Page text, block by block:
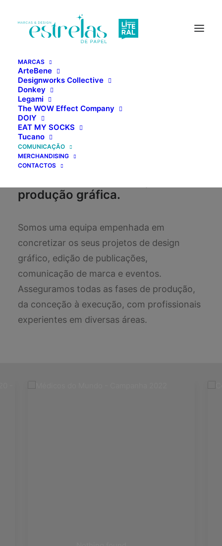
MARCAS
ArteBene
Designworks Collective
Donkey
Legami
The WOW Effect Company
DOIY
EAT MY SOCKS
Tucano
COMUNICAÇÃO
MERCHANDISING
CONTACTOS
DESIGN
COMUNICAÇÃO
EVENTOS
Combinamos a criatividade
produção gráfica.
Somos uma equipa empenhada em
concretizar os seus projetos de design
gráfico, edição de publicações,
comunicação de marca e eventos.
Asseguramos todas as fases de produção,
da conceção à execução, com profissionais
experientes em diversas áreas.